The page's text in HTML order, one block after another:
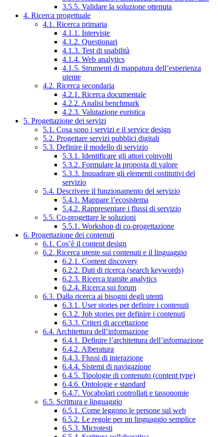
3.5.5. Validare la soluzione ottenuta
4. Ricerca progettuale
4.1. Ricerca primaria
4.1.1. Interviste
4.1.2. Questionari
4.1.3. Test di usabilità
4.1.4. Web analytics
4.1.5. Strumenti di mappatura dell’esperienza
utente
4.2. Ricerca secondaria
4.2.1. Ricerca documentale
4.2.2. Analisi benchmark
4.2.3. Valutazione euristica
5. Progettazione dei servizi
5.1. Cosa sono i servizi e il service design
5.2. Progettare servizi pubblici digitali
5.3. Definire il modello di servizio
5.3.1. Identificare gli attori coinvolti
5.3.2. Formulare la proposta di valore
5.3.3. Inquadrare gli elementi costitutivi del
servizio
5.4. Descrivere il funzionamento del servizio
5.4.1. Mappare l’ecosistema
5.4.2. Rappresentare i flussi di servizio
5.5. Co-progettare le soluzioni
5.5.1. Workshop di co-progettazione
6. Progettazione dei contenuti
6.1. Cos’è il content design
6.2. Ricerca utente sui contenuti e il linguaggio
6.2.1. Content discovery
6.2.2. Dati di ricerca (search keywords)
6.2.3. Ricerca tramite analytics
6.2.4. Ricerca sui forum
6.3. Dalla ricerca ai bisogni degli utenti
6.3.1. User stories per definire i contenuti
6.3.2. Job stories per definire i contenuti
6.3.3. Criteri di accettazione
6.4. Architettura dell’informazione
6.4.1. Definire l’architettura dell’informazione
6.4.2. Alberatura
6.4.3. Flussi di interazione
6.4.4. Sistemi di navigazione
6.4.5. Tipologie di contenuto (content type)
6.4.6. Ontologie e standard
6.4.7. Vocabolari controllati e tassonomie
6.5. Scrittura e linguaggio
6.5.1. Come leggono le persone sul web
6.5.2. Le regole per un linguaggio semplice
6.5.3. Microtesti